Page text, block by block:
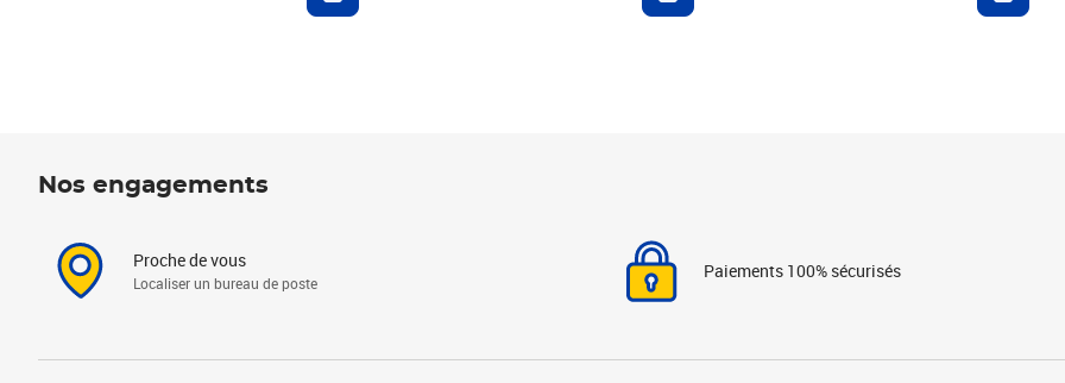
Nos engagements
Proche de vous
Localiser un bureau de poste
Paiements 100% sécurisés